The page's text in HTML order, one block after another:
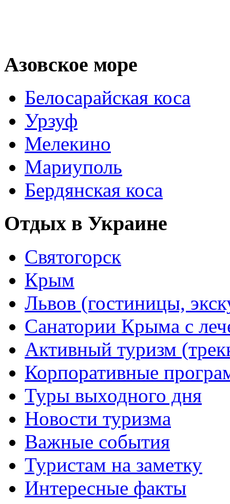
Азовское море
Белосарайская коса
Урзуф
Мелекино
Мариуполь
Бердянская коса
Отдых в Украине
Святогорск
Крым
Львов (гостиницы,
Санатории Крыма с
Активный туризм
Корпоративные
Туры выходного дня
Новости туризма
Важные события
Туристам на заметку
Интересные факты